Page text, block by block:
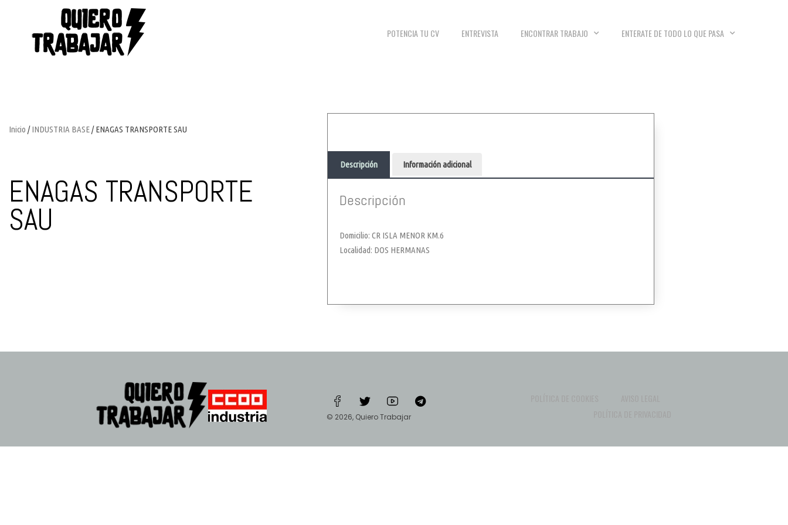
POTENCIA TU CV ENTREVISTA ENCONTRAR TRABAJO ENTERATE DE TODO LO QUE PASA
Inicio /INDUSTRIA BASE/ ENAGAS TRANSPORTE SAU
ENAGAS TRANSPORTE
SAU
Descripción Información adicional
Descripción
Domicilio: CR ISLA MENOR KM.6
Localidad: DOS HERMANAS
© 2026, Quiero Trabajar